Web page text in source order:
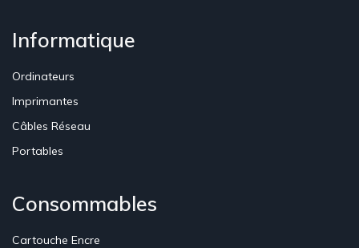
Informatique
Ordinateurs
Imprimantes
Câbles Réseau
Portables
Consommables
Cartouche Encre